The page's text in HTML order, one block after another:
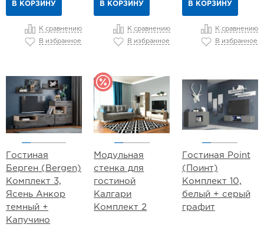
В КОРЗИНУ
К сравнению
В избранное
В КОРЗИНУ
К сравнению
В избранное
В КОРЗИНУ
К сравнению
В избранное
Гостиная
Берген (Bergen)
Комплект 3,
Ясень Анкор
темный +
Капучино
Модульная
стенка для
гостиной
Калгари
Комплект 2
Гостиная Point
(Поинт)
Комплект 10,
белый + серый
графит